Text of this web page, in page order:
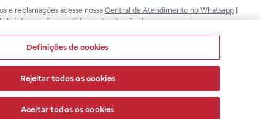
e reclamações acesse nossa Central de Atendimento no Whatsapp
As informações contidas neste site não devem ser usadas para
de saúde e prescrever o tratamento adequado. Ao
consultar o site: www.anvisa.gov.br. A Raia Drogasil
são compromissos da Raia Drogasil SA. Todos os pedidos
Definições de cookies
Rejeitar todos os cookies
Aceitar todos os cookies